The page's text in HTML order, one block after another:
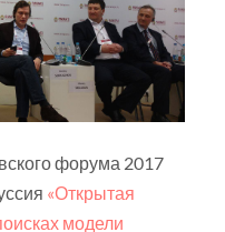
форума 2017
«Открытая
модели